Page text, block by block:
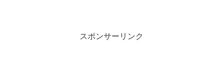
スポンサーリンク